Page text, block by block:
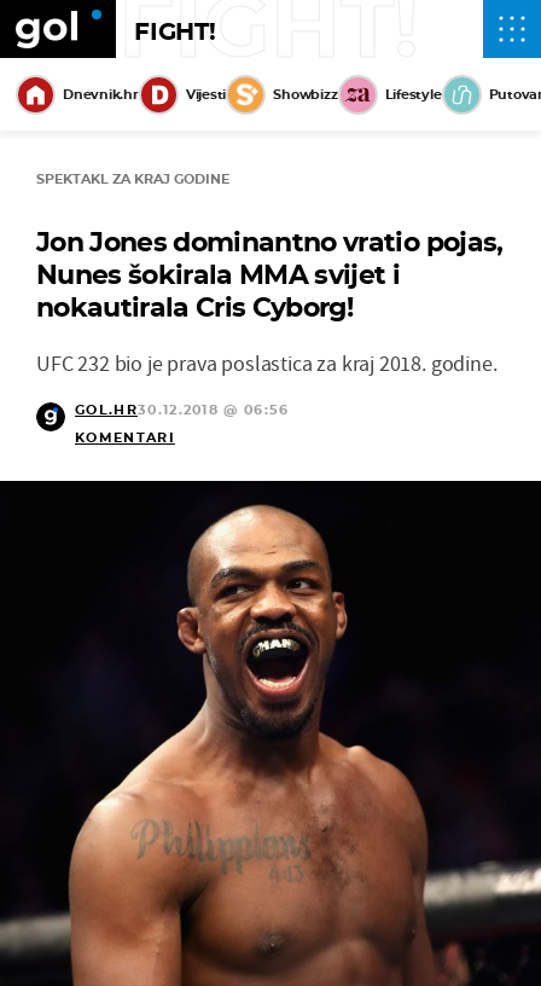
FIGHT!
FIGHT!
Dnevnik.hr Vijesti Showbizz Lifestyle
SPEKTAKL ZA KRAJ GODINE
Jon Jones dominantno vratio pojas,
Nunes šokirala MMA svijet i
nokautirala Cris Cyborg!
UFC 232 bio je prava poslastica za kraj 2018. godine.
GOL.HR30.12.2018 @ 06:56
KOMENTARI